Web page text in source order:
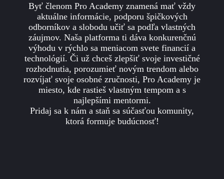
Byť členom Pro Academy znamená mať vždy
aktuálne informácie, podporu špičkových
odborníkov a slobodu učiť sa podľa vlastných
záujmov. Naša platforma ti dáva konkurenčnú
výhodu v rýchlo sa meniacom svete financií a
technológií. Či už chceš zlepšiť svoje investičné
rozhodnutia, porozumieť novým trendom alebo
rozvíjať svoje osobné zručnosti, Pro Academy je
miesto, kde rastieš vlastným tempom a s
najlepšími mentormi.
Pridaj sa k nám a staň sa súčasťou komunity,
ktorá formuje budúcnosť!